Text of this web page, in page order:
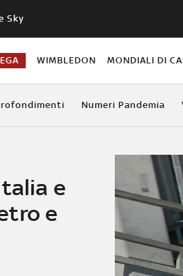
Sky
WIMBLEDON MONDIALI DI
Numeri Pandemia
e
e